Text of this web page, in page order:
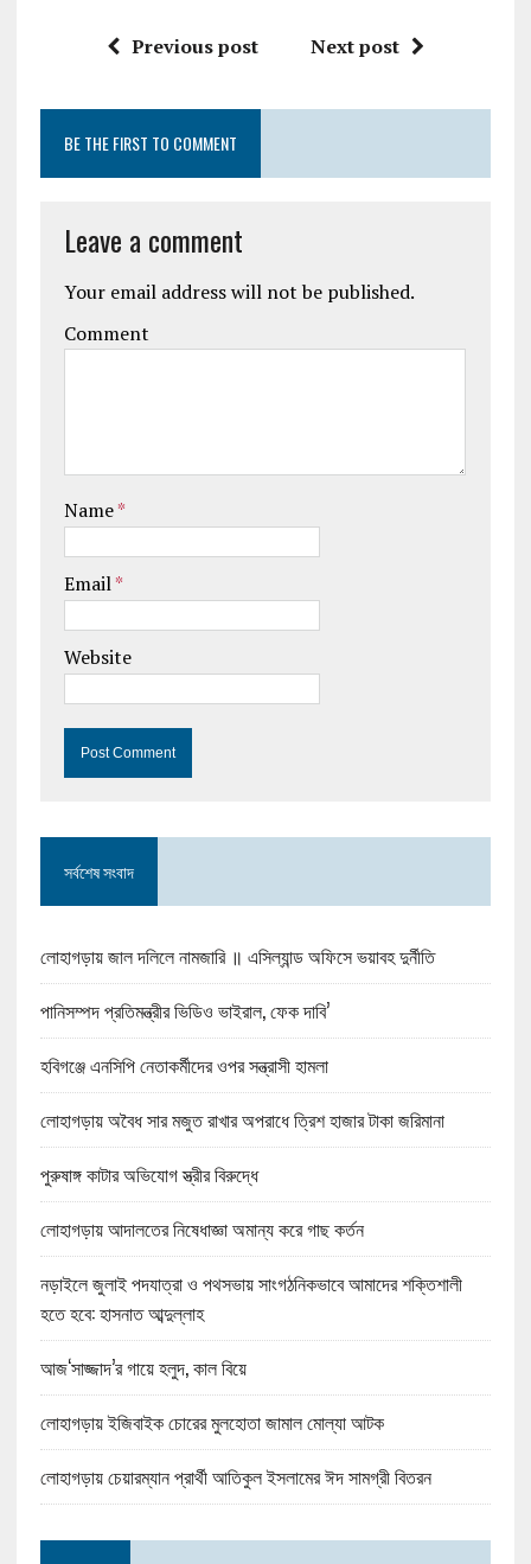
Previous post Next post
BE THE FIRST TO COMMENT
Leave a comment
Your email address will not be published.
Comment
Name*
Email*
Website
সর্বশেষ সংবাদ
লোহাগড়ায় জাল দলিলে নামজারি ॥ এসিল্যান্ড অফিসে ভয়াবহ দুর্নীতি
পানিসম্পদ প্রতিমন্ত্রীর ভিডিও ভাইরাল, ফেক দাবি’
হবিগঞ্জে এনসিপি নেতাকর্মীদের ওপর সন্ত্রাসী হামলা
লোহাগড়ায় অবৈধ সার মজুত রাখার অপরাধে ত্রিশ হাজার টাকা জরিমানা
পুরুষাঙ্গ কাটার অভিযোগ স্ত্রীর বিরুদ্ধে
লোহাগড়ায় আদালতের নিষেধাজ্ঞা অমান্য করে গাছ কর্তন
নড়াইলে জুলাই পদযাত্রা ও পথসভায় সাংগঠনিকভাবে আমাদের শক্তিশালী
হতে হবে: হাসনাত আব্দুল্লাহ
আজ‘সাজ্জাদ’র গায়ে হলুদ, কাল বিয়ে
লোহাগড়ায় ইজিবাইক চোরের মুলহোতা জামাল মোল্যা আটক
লোহাগড়ায় চেয়ারম্যান প্রার্থী আতিকুল ইসলামের ঈদ সামগ্রী বিতরন